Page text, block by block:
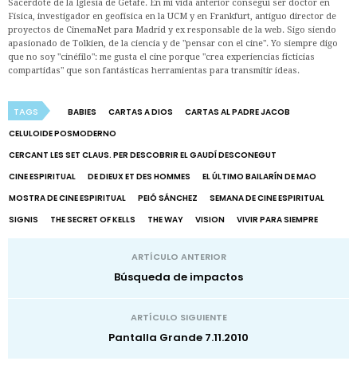
Sacerdote de la Iglesia de Getafe. En mi vida anterior conseguí ser doctor en
Física, investigador en geofísica en la UCM y en Frankfurt, antiguo director de
proyectos de CinemaNet para Madrid y ex responsable de la web. Sigo siendo
apasionado de Tolkien, de la ciencia y de "pensar con el cine". Yo siempre digo
que no soy "cinéfilo": me gusta el cine porque "crea experiencias ficticias
compartidas" que son fantásticas herramientas para transmitir ideas.
TAGS BABIES CARTAS A DIOS
CARTAS AL PADRE JACOB
CELULOIDE POSMODERNO
CERCANT LES SET CLAUS. PER DESCOBRIR EL GAUDÍ DESCONEGUT
CINE ESPIRITUAL
DE DIEUX ET DES HOMMES
EL ÚLTIMO BAILARÍN DE MAO
MOSTRA DE CINE ESPIRITUAL
PEIÓ SÁNCHEZ
SEMANA DE CINE ESPIRITUAL
SIGNIS
THE SECRET OF KELLS THE WAY VISION VIVIR PARA SIEMPRE
ARTÍCULO ANTERIOR
Búsqueda de impactos
ARTÍCULO SIGUIENTE
Pantalla Grande 7.11.2010